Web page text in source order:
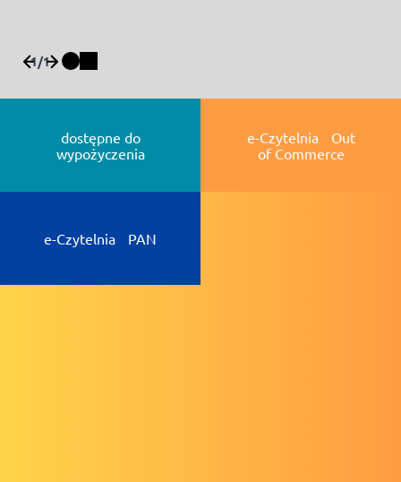
1/1
dostępne do
wypożyczenia
e-Czytelnia Out
of Commerce
e-Czytelnia PAN